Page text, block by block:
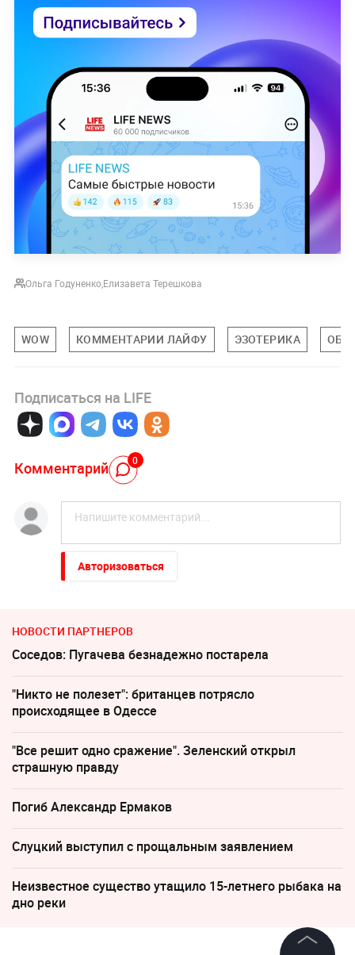
Ольга Годуненко,Елизавета Терешкова
WOW КОММЕНТАРИИ ЛАЙФУ ЭЗОТЕРИКА
Подписаться на LIFE
Комментарий 0
Авторизоваться
НОВОСТИ ПАРТНЕРОВ
Соседов: Пугачева безнадежно постарела
"Никто не полезет": британцев потрясло
происходящее в Одессе
"Все решит одно сражение". Зеленский открыл
страшную правду
Погиб Александр Ермаков
Слуцкий выступил с прощальным заявлением
Неизвестное существо утащило 15-летнего рыбака на
дно реки